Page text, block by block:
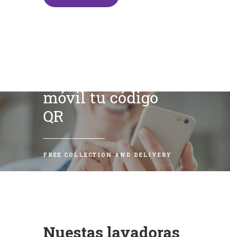
móvil tu código
QR
FREE COLLECTION AND DELIVERY
Nuestas lavadoras